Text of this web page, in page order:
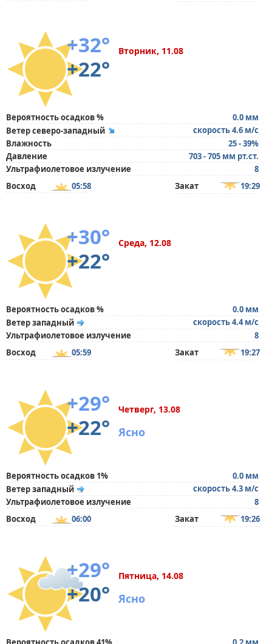
+32°
+22°
Вторник, 11.08
Вероятность осадков %
0.0 мм
Ветер северо-западный
скорость 4.6 м/с
Влажность
25 - 39%
Давление
703 - 705 мм рт.ст.
Ультрафиолетовое излучение
8
Восход
05:58 Закат 19:29
+30°
+22°
Среда, 12.08
Вероятность осадков %
0.0 мм
Ветер западный
скорость 4.4 м/с
Ультрафиолетовое излучение
8
Восход
05:59 Закат 19:27
+29°
+22°
Четверг, 13.08
Ясно
Вероятность осадков 1%
0.0 мм
Ветер западный
скорость 4.3 м/с
Ультрафиолетовое излучение
8
Восход
06:00 Закат 19:26
+29°
+20°
Пятница, 14.08
Ясно